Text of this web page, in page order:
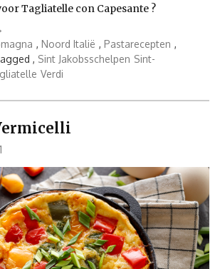
Tagliatelle con Capesante ?
, Noord Italië , Pastarecepten ,
, Sint Jakobsschelpen Sint-
Verdi